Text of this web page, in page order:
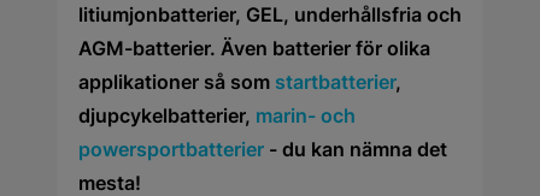
litiumjonbatterier, GEL, underhållsfria och
AGM-batterier. Även batterier för olika
applikationer så som startbatterier,
djupcykelbatterier, marin- och
powersportbatterier - du kan nämna det
mesta!